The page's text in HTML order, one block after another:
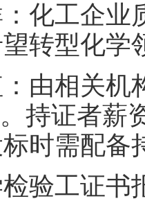
工企业
转型化学
相关机
持证者薪
时需配备
工证书